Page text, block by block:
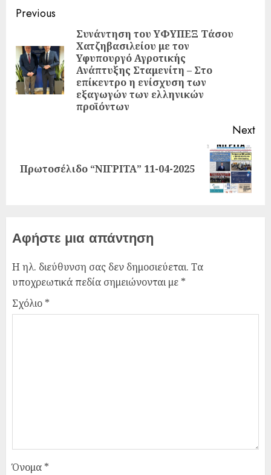
Previous
Συνάντηση του ΥΦΥΠΕΞ Τάσου
Χατζηβασιλείου με τον
Υφυπουργό Αγροτικής
Ανάπτυξης Σταμενίτη – Στο
επίκεντρο η ενίσχυση των
εξαγωγών των ελληνικών
προϊόντων
Next
Πρωτοσέλιδο “ΝΙΓΡΙΤΑ” 11-04-2025
Αφήστε μια απάντηση
Η ηλ. διεύθυνση σας δεν δημοσιεύεται. Τα
υποχρεωτικά πεδία σημειώνονται με *
Σχόλιο *
Όνομα *